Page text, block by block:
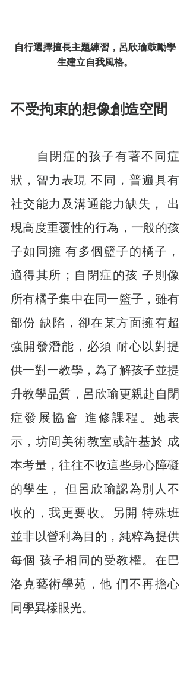
自行選擇擅長主題練習，呂欣瑜鼓勵學
生建立自我風格。
不受拘束的想像創造空間
自閉症的孩子有著不同症
狀，智力表現 不同，普遍具有
社交能力及溝通能力缺失， 出
現高度重覆性的行為，一般的孩
子如同擁 有多個籃子的橘子，
適得其所；自閉症的孩 子則像
所有橘子集中在同一籃子，雖有
部份 缺陷，卻在某方面擁有超
強開發潛能，必須 耐心以對提
供一對一教學，為了解孩子並提
升教學品質，呂欣瑜更親赴自閉
症發展協會 進修課程。她表
示，坊間美術教室或許基於 成
本考量，往往不收這些身心障礙
的學生， 但呂欣瑜認為別人不
收的，我更要收。另開 特殊班
並非以營利為目的，純粹為提供
每個 孩子相同的受教權。在巴
洛克藝術學苑，他 們不再擔心
同學異樣眼光。